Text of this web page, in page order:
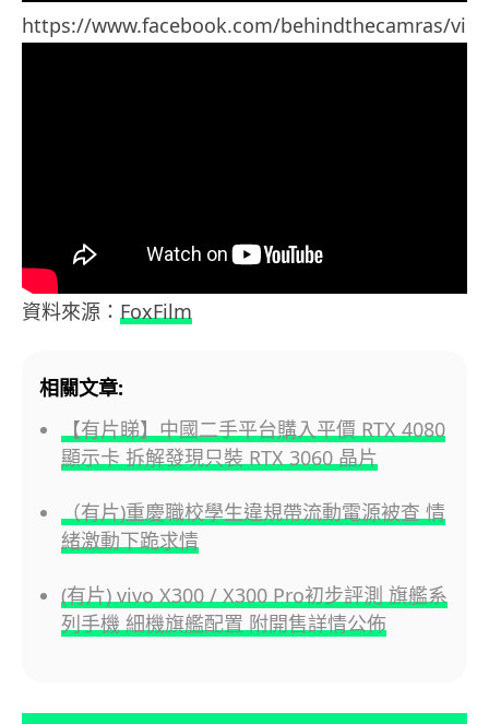
https://www.facebook.com/behindthecamras/
資料來源： FoxFilm
相關文章:
【有片睇】中國二手平台購入平價 RTX 4080
顯示卡 拆解發現只裝 RTX 3060 晶片
（有片)重慶職校學生違規帶流動電源被查 情
緒激動下跪求情
(有片) vivo X300 / X300 Pro初步評測 旗艦系
列手機 細機旗艦配置 附開售詳情公佈